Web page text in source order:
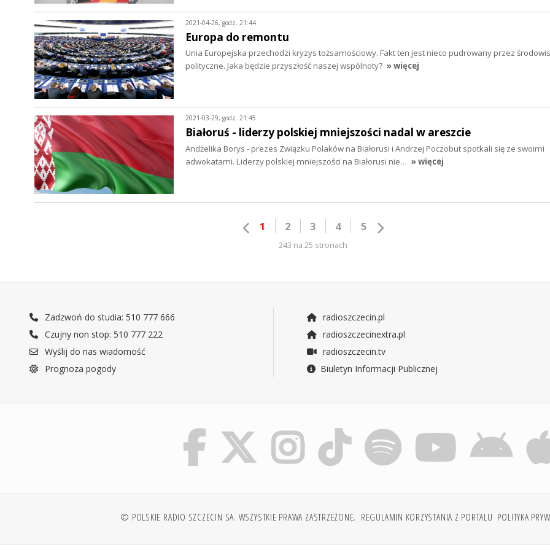
2021-04-26, godz. 21:44
Europa do remontu
Unia Europejska przechodzi kryzys tożsamościowy. Fakt ten jest nieco pudrowany przez
polityczne. Jaka będzie przyszłość naszej wspólnoty? » więcej
2021-03-29, godz. 21:45
Białoruś - liderzy polskiej mniejszości nadal w areszcie
Andżelika Borys - prezes Związku Polaków na Białorusi i Andrzej Poczobut spotkali się ze swoimi
adwokatami. Liderzy polskiej mniejszości na Białorusi nie… » więcej
1 2 3 4 5
243 na 25 stronach
Zadzwoń do studia: 510 777 666
Czujny non stop: 510 777 222
Wyślij do nas wiadomość
Prognoza pogody
radioszczecin.pl
radioszczecinextra.pl
radioszczecin.tv
Biuletyn Informacji Publicznej
© POLSKIE RADIO SZCZECIN SA. WSZYSTKIE PRAWA ZASTRZEŻONE. REGULAMIN KORZYSTANIA Z PORTALU POLITYKA